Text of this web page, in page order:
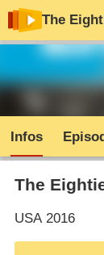
The
Infos
The
USA2016